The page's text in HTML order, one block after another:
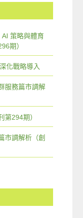
策略與體育
期）
化戰略導入
服務篇市調解
第294期）
市調解析（創